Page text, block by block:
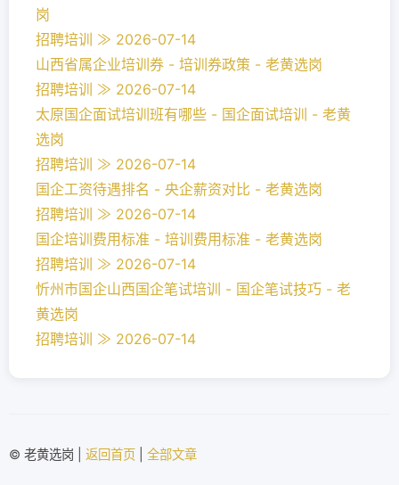
岗
招聘培训 ≫ 2026-07-14
山西省属企业培训券 - 培训券政策 - 老黄选岗
招聘培训 ≫ 2026-07-14
太原国企面试培训班有哪些 - 国企面试培训 - 老黄
选岗
招聘培训 ≫ 2026-07-14
国企工资待遇排名 - 央企薪资对比 - 老黄选岗
招聘培训 ≫ 2026-07-14
国企培训费用标准 - 培训费用标准 - 老黄选岗
招聘培训 ≫ 2026-07-14
忻州市国企山西国企笔试培训 - 国企笔试技巧 - 老
黄选岗
招聘培训 ≫ 2026-07-14
© 老黄选岗 | 返回首页 全部文章